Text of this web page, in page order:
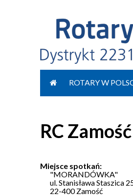
ROTARY W
RC
Miejsce spotkań:
"MORANDÓWKA"
ul. Stanisława Staszica
22-400 Zamość